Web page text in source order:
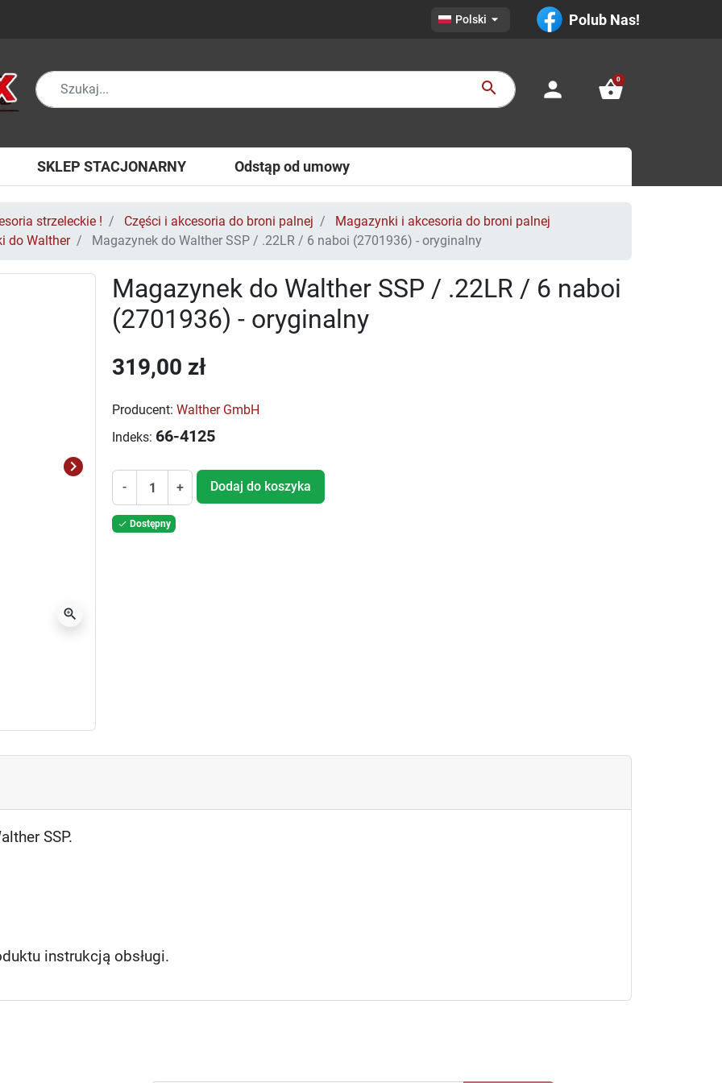
Polski  Polub Nas!
search person shopping_basket
0
SKLEP STACJONARNY Odstąp od umowy
strzeleckie ! Części i akcesoria do broni palnej
Magazynki i akcesoria do broni palnej
do Walther Magazynek do Walther SSP / .22LR / 6 naboi (2701936) - oryginalny
Następny
keyboard_arrow_right
zoom_in
Magazynek do Walther SSP / .22LR / 6 naboi
(2701936) - oryginalny
319,00 zł
Producent: Walther GmbH
Indeks: 66-4125
- + Dodaj do koszyka
 Dostępny
SSP.
instrukcją obsługi.